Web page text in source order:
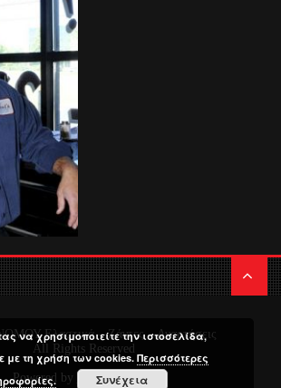
Ελαστικά – Ζάντες – Αναρτήσεις
All Rights Reserved
Powered by Media Planners
να χρησιμοποιείτε την ιστοσελίδα,
με τη χρήση των cookies.Περισσότερες
Συνέχεια